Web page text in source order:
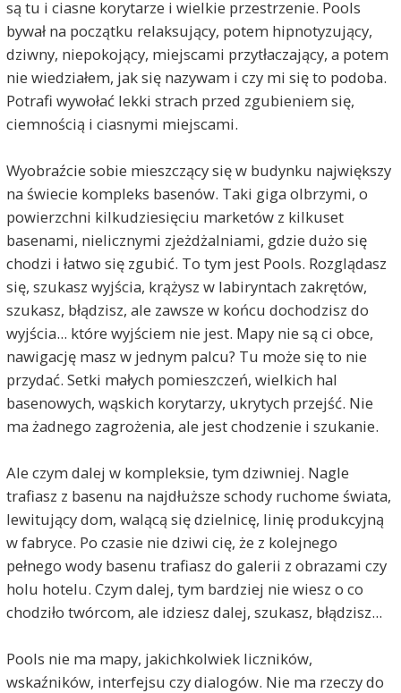
są tu i ciasne korytarze i wielkie przestrzenie. Pools
bywał na początku relaksujący, potem hipnotyzujący,
dziwny, niepokojący, miejscami przytłaczający, a potem
nie wiedziałem, jak się nazywam i czy mi się to podoba.
Potrafi wywołać lekki strach przed zgubieniem się,
ciemnością i ciasnymi miejscami.
Wyobraźcie sobie mieszczący się w budynku największy
na świecie kompleks basenów. Taki giga olbrzymi, o
powierzchni kilkudziesięciu marketów z kilkuset
basenami, nielicznymi zjeżdżalniami, gdzie dużo się
chodzi i łatwo się zgubić. To tym jest Pools. Rozglądasz
się, szukasz wyjścia, krążysz w labiryntach zakrętów,
szukasz, błądzisz, ale zawsze w końcu dochodzisz do
wyjścia... które wyjściem nie jest. Mapy nie są ci obce,
nawigację masz w jednym palcu? Tu może się to nie
przydać. Setki małych pomieszczeń, wielkich hal
basenowych, wąskich korytarzy, ukrytych przejść. Nie
ma żadnego zagrożenia, ale jest chodzenie i szukanie.
Ale czym dalej w kompleksie, tym dziwniej. Nagle
trafiasz z basenu na najdłuższe schody ruchome świata,
lewitujący dom, walącą się dzielnicę, linię produkcyjną
w fabryce. Po czasie nie dziwi cię, że z kolejnego
pełnego wody basenu trafiasz do galerii z obrazami czy
holu hotelu. Czym dalej, tym bardziej nie wiesz o co
chodziło twórcom, ale idziesz dalej, szukasz, błądzisz...
Pools nie ma mapy, jakichkolwiek liczników,
wskaźników, interfejsu czy dialogów. Nie ma rzeczy do